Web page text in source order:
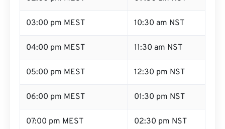
03:00 pm MEST 10:30 am NST
04:00 pm MEST 11:30 am NST
05:00 pm MEST 12:30 pm NST
06:00 pm MEST 01:30 pm NST
07:00 pm MEST 02:30 pm NST